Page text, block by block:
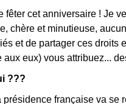
fêter cet anniversaire ! Je
chère et minutieuse,
et de partager ces droits
eux) vous attribuez...
???
française va se